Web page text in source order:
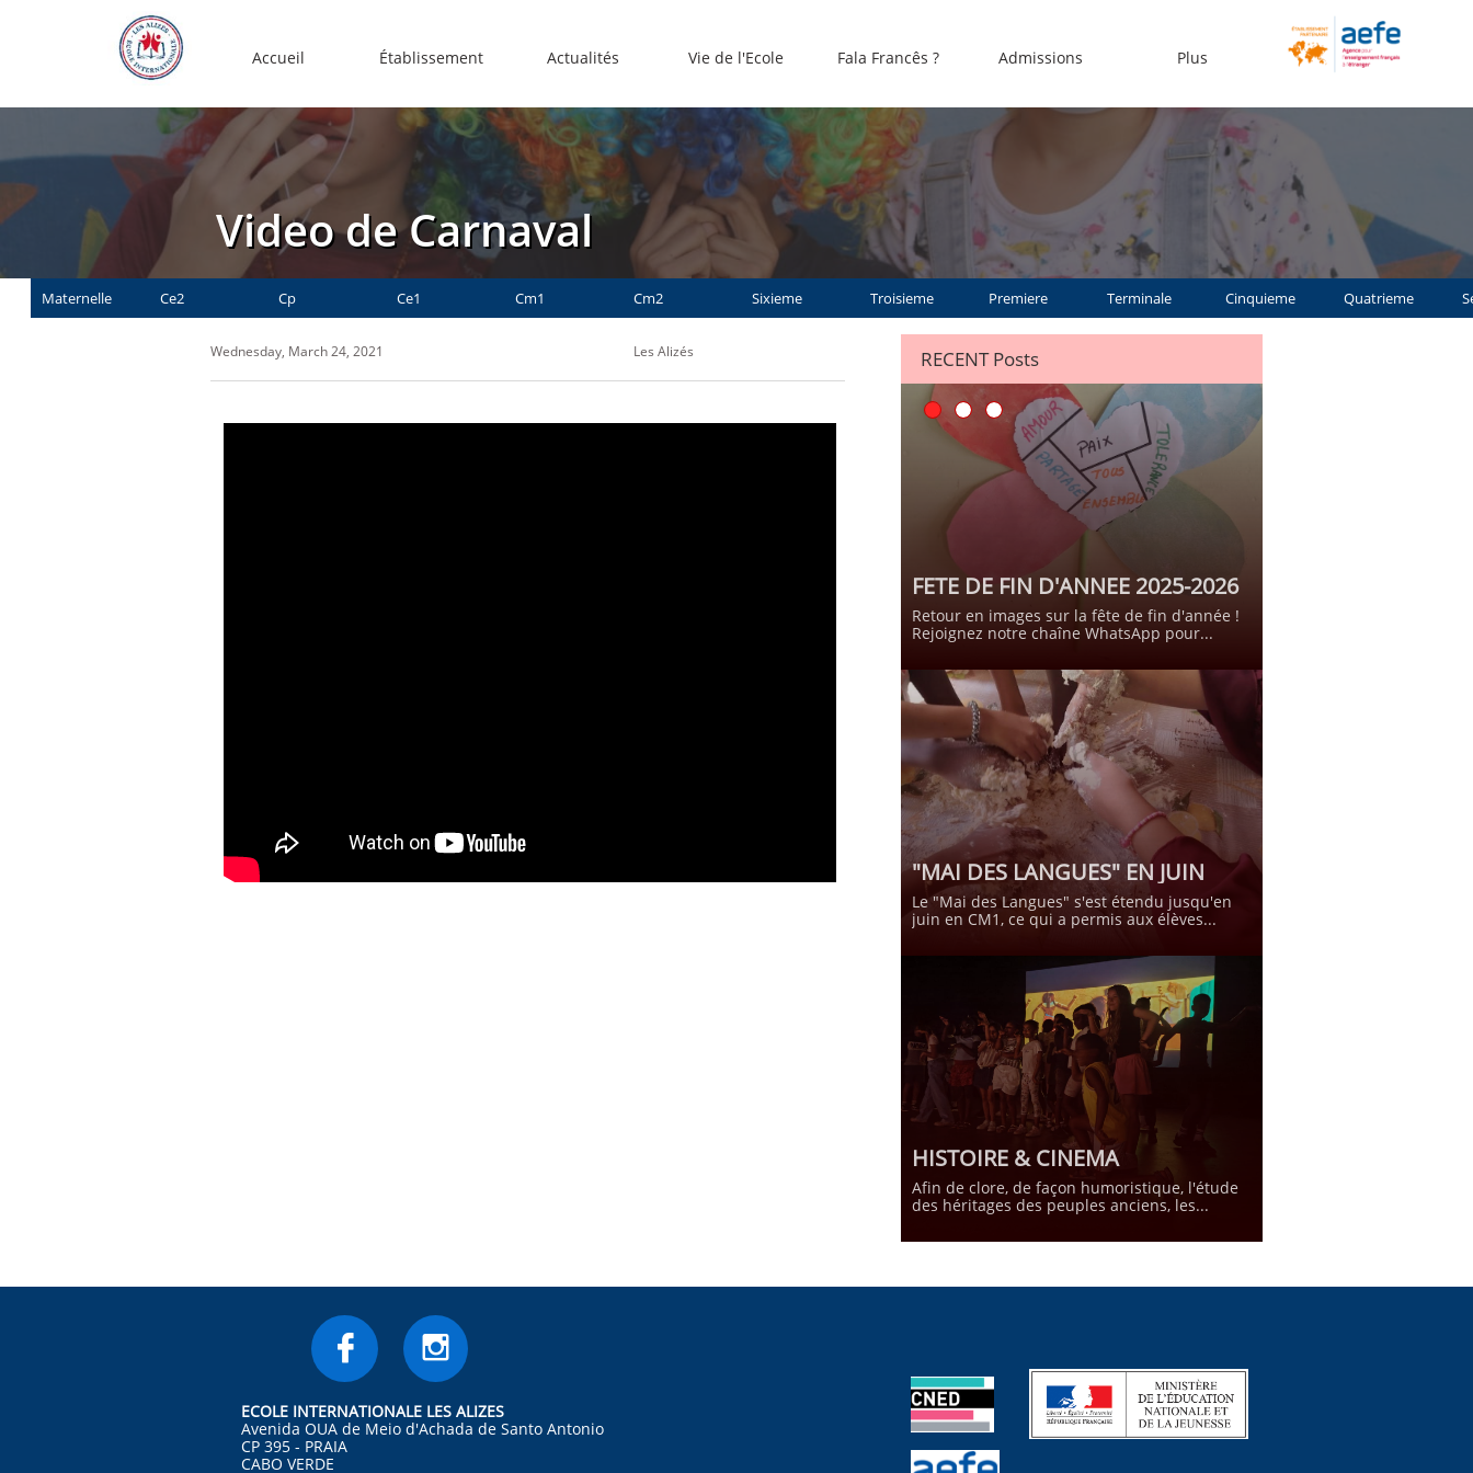
Accueil Établissement Actualités Vie de l'Ecole Fala Francês ? Admissions Plus
Video de Carnaval
Maternelle Ce2 Cp Ce1 Cm1 Cm2 Sixieme Troisieme Premiere Terminale Cinquieme Quatrieme
Wednesday, March 24, 2021 Les Alizés
FETE DE FIN D'ANNEE 2025-2026
Retour en images sur la fête de fin d'année !
Rejoignez notre chaîne WhatsApp pour...
"MAI DES LANGUES" EN JUIN
Le "Mai des Langues" s'est étendu jusqu'en
juin en CM1, ce qui a permis aux élèves...
HISTOIRE & CINEMA
Afin de clore, de façon humoristique, l'étude
des héritages des peuples anciens, les...
RECENT Posts
ECOLE INTERNATIONALE LES ALIZES
Avenida OUA de Meio d'Achada de Santo Antonio
CP 395 - PRAIA
CABO VERDE
 